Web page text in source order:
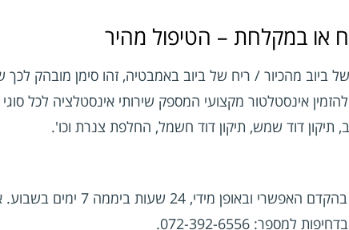
או במקלחת – הטיפול מהיר
ביוב מהכיור / ריח של ביוב באמבטיה, זהו סימן מובהק
אינסטלטור מקצועי המספק שירותי אינסטלציה לכל
תיקון דוד שמש, תיקון דוד חשמל, החלפת צנרת וכו'.
אינסטלטור מקצועי
072-392-6556.